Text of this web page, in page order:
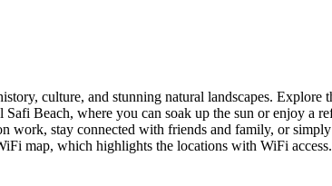
culture, and stunning natural landscapes.
Beach, where you can soak up the sun or enjoy a
work, stay connected with friends and family, or
map, which highlights the locations with WiFi